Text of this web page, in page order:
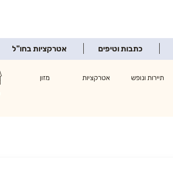
כתבות וטיפים אטרקציות בחו"ל
תיירות ונופש אטרקציות
מזון